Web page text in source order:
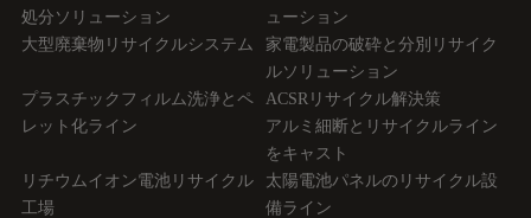
処分ソリューション
ューション
大型廃棄物リサイクルシステム
家電製品の破砕と分別リサイク
ルソリューション
プラスチックフィルム洗浄とペ
レット化ライン
ACSRリサイクル解決策
アルミ細断とリサイクルライン
をキャスト
リチウムイオン電池リサイクル
工場
太陽電池パネルのリサイクル設
備ライン